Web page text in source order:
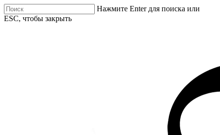
Нажмите Enter для поиска или
ESC, чтобы закрыть